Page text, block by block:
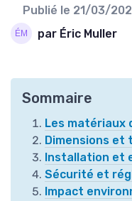
Publié le 21/03/
par Éric Muller
Sommaire
Les matériaux
Dimensions et
Installation et
Sécurité et
Impact